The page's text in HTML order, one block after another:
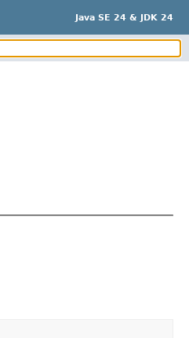
Java SE 24 & JDK 24